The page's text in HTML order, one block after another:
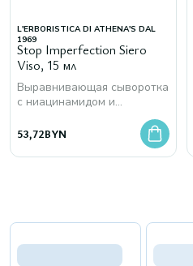
L'ERBORISTICA DI ATHENA'S DAL
1969
Stop Imperfection Siero
Viso, 15 мл
Выравнивающая сыворотка
с ниацинамидом и
несовершенствами
53,72BYN